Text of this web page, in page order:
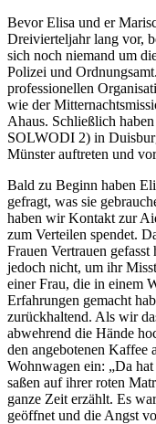
Bevor Elisa und er
Dreivierteljahr lang vor,
sich noch niemand um
Polizei und
professionellen
wie der
Ahaus. Schließlich
SOLWODI 2) in
Münster auftreten und
Bald zu Beginn haben
gefragt, was sie
haben wir Kontakt zur
zum Verteilen spendet.
Frauen Vertrauen
jedoch nicht, um ihr
einer Frau, die in einem
Erfahrungen gemacht
zurückhaltend. Als wir
abwehrend die Hände
den angebotenen Kaffee
Wohnwagen ein: „Da
saßen auf ihrer roten
ganze Zeit erzählt. Es
geöffnet und die Angst